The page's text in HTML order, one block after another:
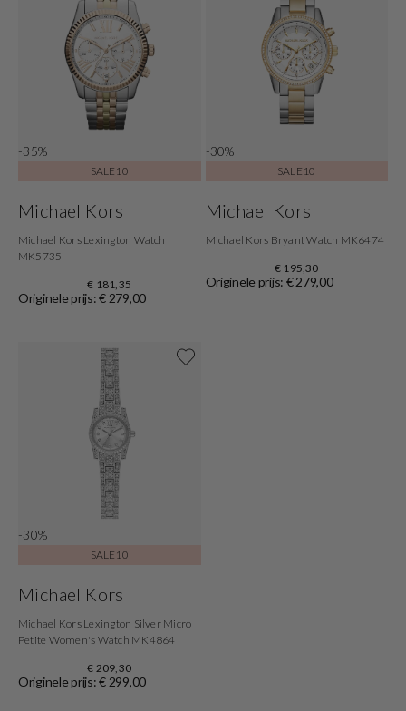
-35%
SALE10
Michael Kors
Michael Kors Lexington Watch
MK5735
€ 181,35
Originele prijs: € 279,00
-30%
SALE10
Michael Kors
Michael Kors Bryant Watch MK6474
€ 195,30
Originele prijs: € 279,00
-30%
SALE10
Michael Kors
Michael Kors Lexington Silver Micro
Petite Women's Watch MK4864
€ 209,30
Originele prijs: € 299,00